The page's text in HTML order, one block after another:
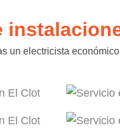
un electricista